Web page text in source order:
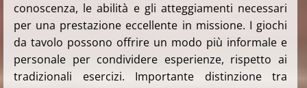
conoscenza, le abilità e gli atteggiamenti necessari
per una prestazione eccellente in missione. I giochi
da tavolo possono offrire un modo più informale e
personale per condividere esperienze, rispetto ai
tradizionali esercizi. Importante distinzione tra